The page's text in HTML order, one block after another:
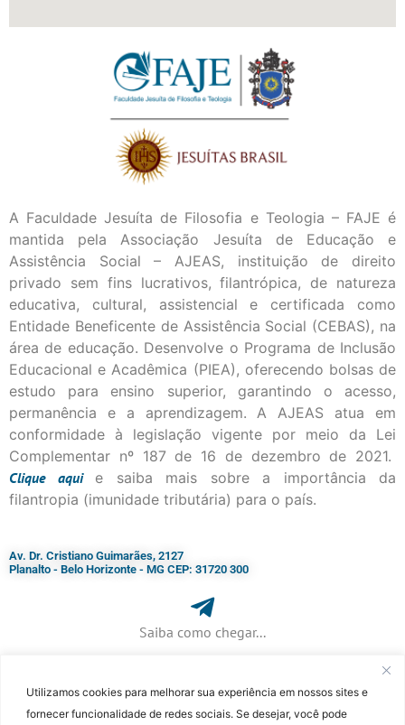
Utilizamos cookies para melhorar sua experiência em nossos sites e
fornecer funcionalidade de redes sociais. Se desejar, você pode
A Faculdade Jesuíta de Filosofia e Teologia – FAJE é
mantida pela Associação Jesuíta de Educação e
Assistência Social – AJEAS, instituição de direito
privado sem fins lucrativos, filantrópica, de natureza
educativa, cultural, assistencial e certificada como
Entidade Beneficente de Assistência Social (CEBAS), na
área de educação. Desenvolve o Programa de Inclusão
Educacional e Acadêmica (PIEA), oferecendo bolsas de
estudo para ensino superior, garantindo o acesso,
permanência e a aprendizagem. A AJEAS atua em
conformidade à legislação vigente por meio da Lei
Complementar nº 187 de 16 de dezembro de 2021.
Cliqueaqui
e saiba mais sobre a importância da
filantropia (imunidade tributária) para o país.
Av. Dr. Cristiano Guimarães, 2127
Planalto - Belo Horizonte - MG CEP: 31720 300
Saiba como chegar...
+ 55 (31) 3115-7000​